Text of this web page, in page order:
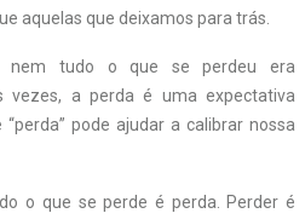
aquelas que deixamos para trás.
nem tudo o que se perdeu era
vezes, a perda é uma expectativa
pode ajudar a calibrar nossa
o que se perde é perda. Perder é